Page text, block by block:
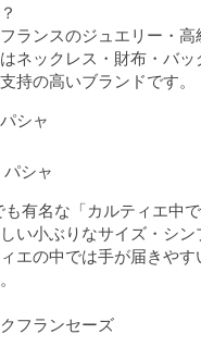
ランスのジュエリー・
ネックレス・財布・バ
持の高いブランドです。
シャ
パシャ
有名な「カルティエ中
い小ぶりなサイズ・シ
エの中では手が届きや
フランセーズ